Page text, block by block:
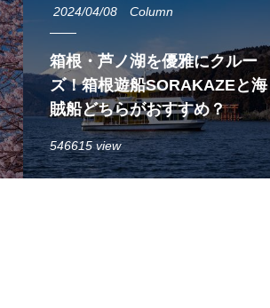
2024/04/08 Column
箱根・芦ノ湖を優雅にクルー
ズ！箱根遊船SORAKAZEと海
賊船どちらがおすすめ？
546615 view